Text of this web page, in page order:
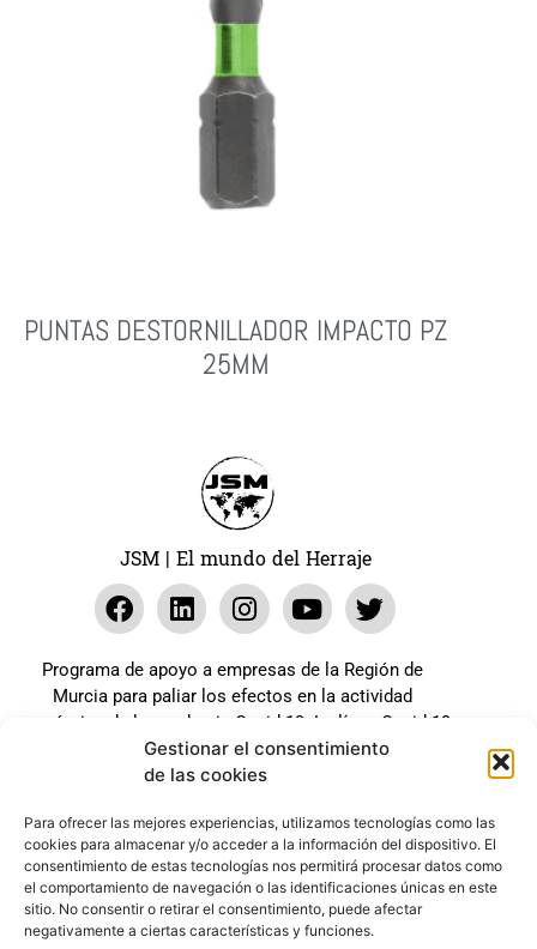
Gestionar el consentimiento
de las cookies
Para ofrecer las mejores experiencias, utilizamos tecnologías como las
cookies para almacenar y/o acceder a la información del dispositivo. El
consentimiento de estas tecnologías nos permitirá procesar datos como
el comportamiento de navegación o las identificaciones únicas en este
sitio. No consentir o retirar el consentimiento, puede afectar
negativamente a ciertas características y funciones.
PUNTAS DESTORNILLADOR IMPACTO PZ
25MM
JSM | El mundo del Herraje
Programa de apoyo a empresas de la Región de
Murcia para paliar los efectos en la actividad
económica de la pandemia Covid-19. La línea Covid-19
coste cero cofinanciada por la unión europea.
Expediente: 2020.07.COSI.0483
Web desarrollada gracias al Programa Kit Digital
Cofinanciado por los Fondos Next Generation (EU) del